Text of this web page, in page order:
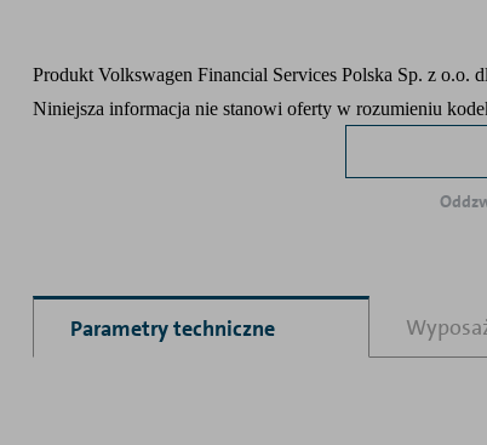
Produkt Volkswagen Financial Services Polska Sp. z o.o.
Niniejsza informacja nie stanowi oferty w rozumieniu
Parametry techniczne